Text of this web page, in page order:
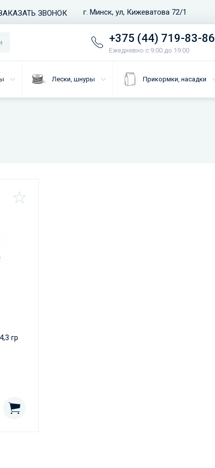
ЗВОНОК г. Минск, ул, Кижеватова 72/1
+375 (44) 719-83-86
Ежедневно с 9:00 до 19:00
Лески, шнуры Прикормки, насадки
гр